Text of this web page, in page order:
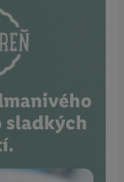
sladkých